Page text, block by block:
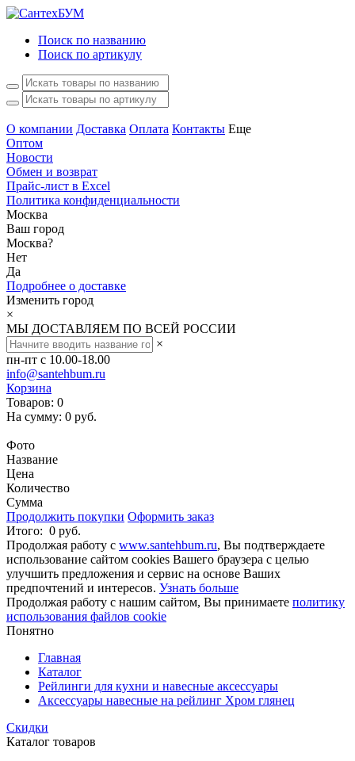
Поиск по названию
Поиск по артикулу
О компании Доставка Оплата Контакты Еще
Оптом
Новости
Обмен и возврат
Прайс-лист в Excel
Политика конфиденциальности
Москва
Ваш город
Москва?
Нет
Да
Подробнее о доставке
Изменить город
×
МЫ ДОСТАВЛЯЕМ ПО ВСЕЙ РОССИИ
×
пн-пт с 10.00-18.00
info@santehbum.ru
Корзина
Товаров: 0
На сумму: 0 руб.
Фото
Название
Цена
Количество
Сумма
Продолжить покупки Оформить заказ
Итого: 0 руб.
Продолжая работу с www.santehbum.ru, Вы подтверждаете
использование сайтом cookies Вашего браузера с целью
улучшить предложения и сервис на основе Ваших
предпочтений и интересов. Узнать больше
Продолжая работу с нашим сайтом, Вы принимаете политику
использования файлов cookie
Понятно
Главная
Каталог
Рейлинги для кухни и навесные аксессуары
Аксессуары навесные на рейлинг Хром глянец
Скидки
Каталог товаров